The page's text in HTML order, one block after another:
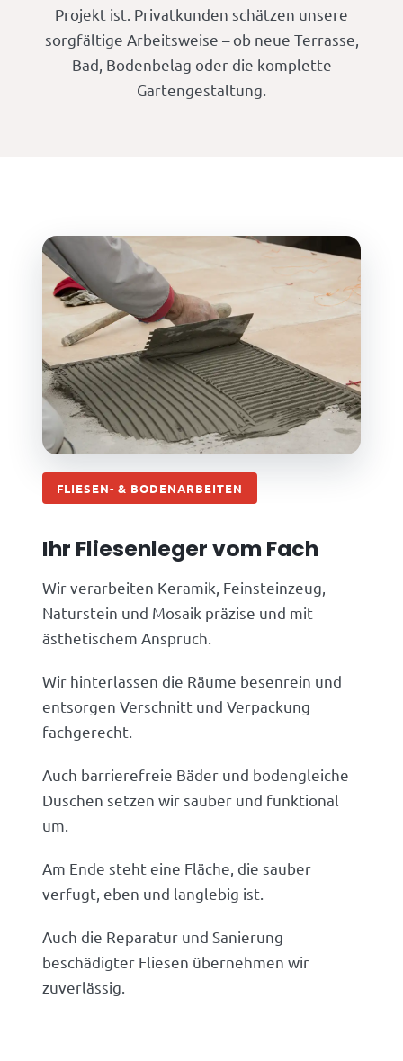
Projekt ist. Privatkunden schätzen unsere
sorgfältige Arbeitsweise – ob neue Terrasse,
Bad, Bodenbelag oder die komplette
Gartengestaltung.
FLIESEN- & BODENARBEITEN
Ihr Fliesenleger vom Fach
Wir verarbeiten Keramik, Feinsteinzeug,
Naturstein und Mosaik präzise und mit
ästhetischem Anspruch.
Wir hinterlassen die Räume besenrein und
entsorgen Verschnitt und Verpackung
fachgerecht.
Auch barrierefreie Bäder und bodengleiche
Duschen setzen wir sauber und funktional
um.
Am Ende steht eine Fläche, die sauber
verfugt, eben und langlebig ist.
Auch die Reparatur und Sanierung
beschädigter Fliesen übernehmen wir
zuverlässig.